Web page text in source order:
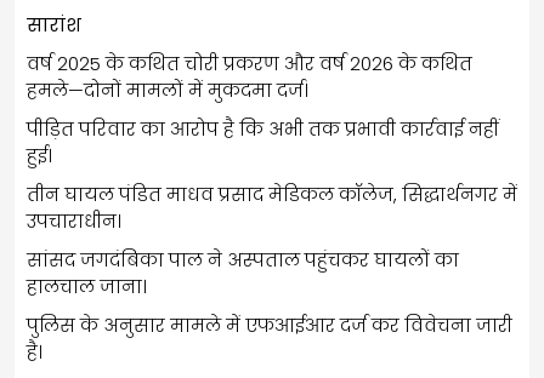
सारांश
वर्ष 2025 के कथित चोरी प्रकरण और वर्ष 2026 के कथित
हमले—दोनों मामलों में मुकदमा दर्ज।
पीड़ित परिवार का आरोप है कि अभी तक प्रभावी कार्रवाई नहीं
हुई।
तीन घायल पंडित माधव प्रसाद मेडिकल कॉलेज, सिद्धार्थनगर में
उपचाराधीन।
सांसद जगदंबिका पाल ने अस्पताल पहुंचकर घायलों का
हालचाल जाना।
पुलिस के अनुसार मामले में एफआईआर दर्ज कर विवेचना जारी
है।